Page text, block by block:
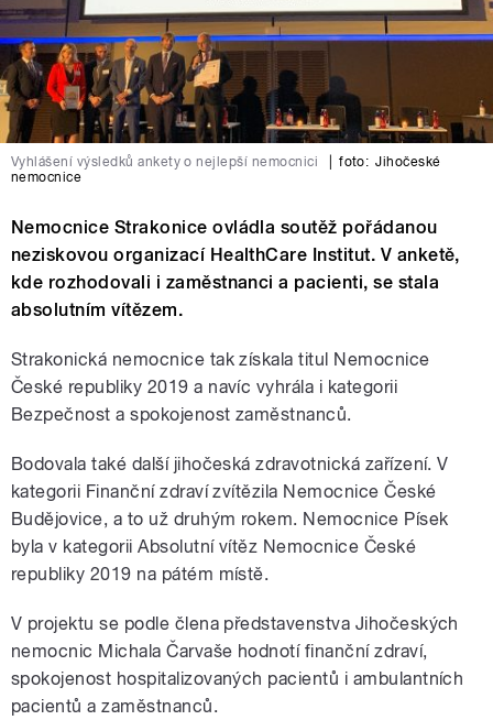
Vyhlášení výsledků ankety o nejlepší nemocnici foto: Jihočeské
nemocnice
Nemocnice Strakonice ovládla soutěž pořádanou
neziskovou organizací HealthCare Institut. V anketě,
kde rozhodovali i zaměstnanci a pacienti, se stala
absolutním vítězem.
Strakonická nemocnice tak získala titul Nemocnice
České republiky 2019 a navíc vyhrála i kategorii
Bezpečnost a spokojenost zaměstnanců.
Bodovala také další jihočeská zdravotnická zařízení. V
kategorii Finanční zdraví zvítězila Nemocnice České
Budějovice, a to už druhým rokem. Nemocnice Písek
byla v kategorii Absolutní vítěz Nemocnice České
republiky 2019 na pátém místě.
V projektu se podle člena představenstva Jihočeských
nemocnic Michala Čarvaše hodnotí finanční zdraví,
spokojenost hospitalizovaných pacientů i ambulantních
pacientů a zaměstnanců.